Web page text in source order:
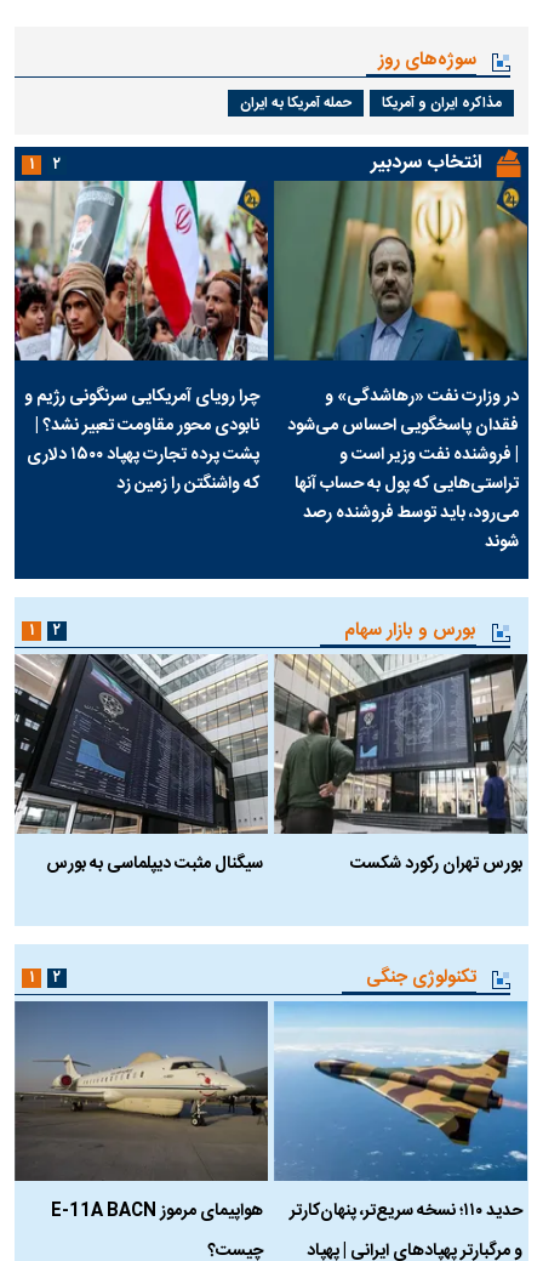
سوژه‌های روز
مذاکره ایران و آمریکا حمله آمریکا به ایران
انتخاب سردبیر
در وزارت نفت «رهاشدگی» و
فقدان پاسخگویی احساس می‌شود
| فروشنده نفت وزیر است و
تراستی‌هایی که پول به حساب آنها
می‌رود، باید توسط فروشنده رصد
شوند
چرا رویای آمریکایی سرنگونی رژیم و
نابودی محور مقاومت تعبیر نشد؟ |
پشت پرده تجارت پهپاد‌ ۱۵۰۰ دلاری
که واشنگتن را زمین زد
۱ ۲
بورس و بازار سهام
بورس تهران رکورد شکست
سیگنال مثبت دیپلماسی به بورس
۱ ۲
تکنولوژی جنگی
حدید ۱۱۰؛ نسخه سریع‌تر، پنهان‌کارتر
و مرگبارتر پهپادهای ایرانی | پهپاد
هواپیمای مرموز E-11A BACN
چیست؟
۱ ۲